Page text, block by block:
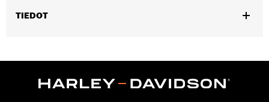
TIEDOT
Functional Features:Waterproof
Dimension Description: SHAFT HEIGHT: 7” / HEEL HEIGHT: